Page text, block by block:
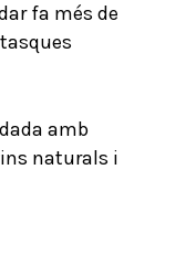
fa més de
amb
naturals i